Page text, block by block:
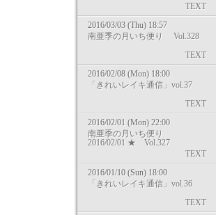
TEXT
2016/03/03 (Thu) 18:57
南亜季の月いち便り Vol.328
TEXT
2016/02/08 (Mon) 18:00
「きれいレイキ通信」vol.37
TEXT
2016/02/01 (Mon) 22:00
南亜季の月いち便り
2016/02/01 ★ Vol.327
TEXT
2016/01/10 (Sun) 18:00
「きれいレイキ通信」vol.36
TEXT